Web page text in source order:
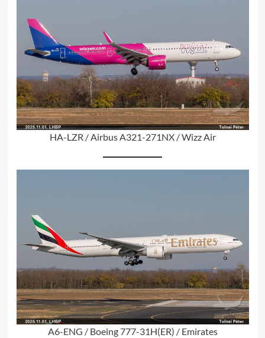
HA-LZR / Airbus A321-271NX / Wizz Air
A6-ENG / Boeing 777-31H(ER) / Emirates